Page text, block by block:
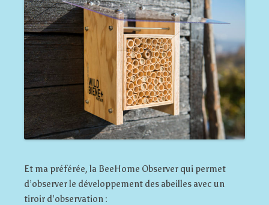
Et ma préférée, la BeeHome Observer qui permet
d’observer le développement des abeilles avec un
tiroir d’observation :